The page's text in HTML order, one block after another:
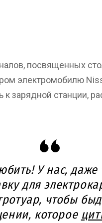
посвященных
электромобилю
к зарядной станции,
У нас,
для
чтобы
которое